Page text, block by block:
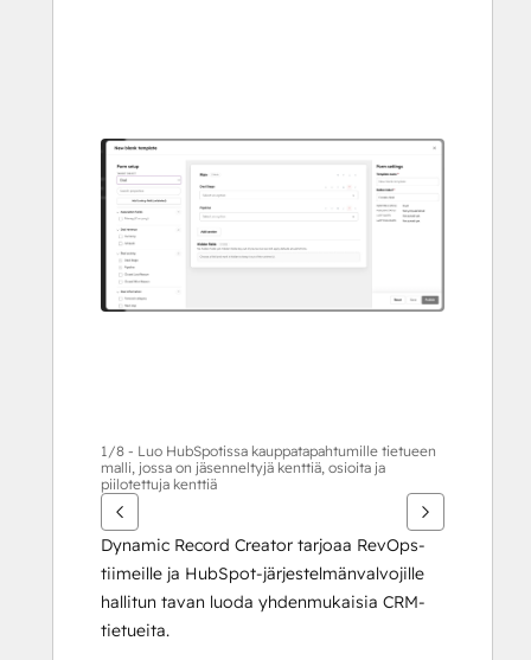
nuolipainikkeita
1/8 - Luo HubSpotissa kauppatapahtumille tietueen
malli, jossa on jäsenneltyjä kenttiä, osioita ja
piilotettuja kenttiä
Dynamic Record Creator tarjoaa RevOps-
tiimeille ja HubSpot-järjestelmänvalvojille
hallitun tavan luoda yhdenmukaisia CRM-
tietueita.